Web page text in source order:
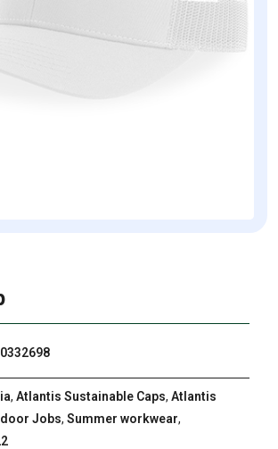
, Atlantis Sustainable Caps, Atlantis
Jobs, Summer workwear,